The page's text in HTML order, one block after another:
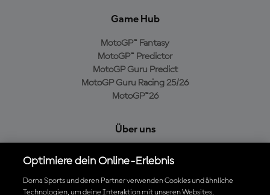
Game Hub
MotoGP™ Fantasy
MotoGP™ Predictor
MotoGP Guru Predict
MotoGP Guru Racing 25/26
MotoGP™26
Über uns
Cookie-Richtlinien
Geschäftsbedingungen
Optimiere dein Online-Erlebnis
Dorna Sports und deren Partner verwenden Cookies und ähnliche
Technologien, um deine Interaktion mit unseren Websites,